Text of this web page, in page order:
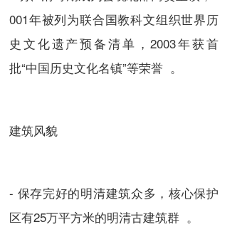
001年被列为联合国教科文组织世界历
史文化遗产预备清单，2003年获首
批“中国历史文化名镇”等荣誉 。
建筑风貌
- 保存完好的明清建筑众多，核心保护
区有25万平方米的明清古建筑群 。